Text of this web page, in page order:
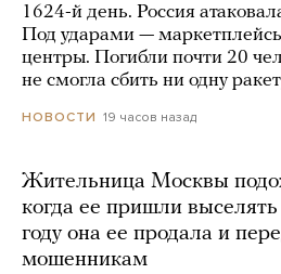
1624-й день. Россия
Под ударами —
центры. Погибли почти 20
не смогла сбить ни одну
НОВОСТИ 19 часов назад
Жительница Москвы
когда ее пришли
году она ее продала и
мошенникам